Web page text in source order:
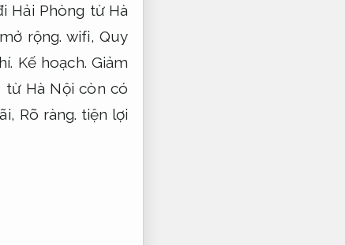
Hải Phòng từ Hà
rộng. wifi,Quy
Kế hoạch. Giảm
từ Hà Nội còn có
Rõ ràng. tiện lợi